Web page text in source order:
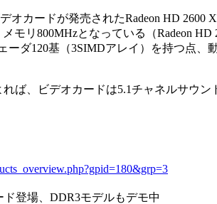
オカードが発売されたRadeon HD 2600
モリ800MHzとなっている（Radeon
ーダ120基（3SIMDアレイ）を持つ点
ば、ビデオカードは5.1チャネルサウ
ド登場、DDR3モデルもデモ中